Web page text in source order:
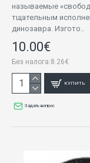
называемые
тщательным
динозавра. Изгото..
10.00€
Без налога:8.26€
КУПИТЬ
Задать вопрос